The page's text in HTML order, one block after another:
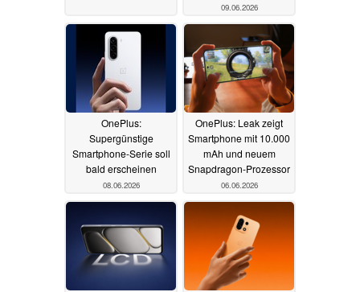
09.06.2026
OnePlus:
Supergünstige
Smartphone-Serie soll
bald erscheinen
08.06.2026
OnePlus: Leak zeigt
Smartphone mit 10.000
mAh und neuem
Snapdragon-Prozessor
06.06.2026